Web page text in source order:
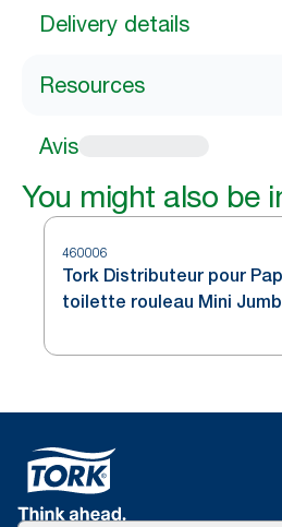
Delivery details
Resources
Avis
You might also be
460006
Tork Distributeur pour
toilette rouleau Mini